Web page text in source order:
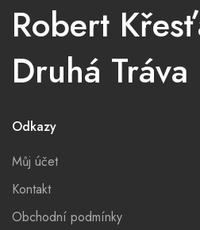
Robert
Druhá Tráva
Odkazy
Můj účet
Kontakt
Obchodní podmínky